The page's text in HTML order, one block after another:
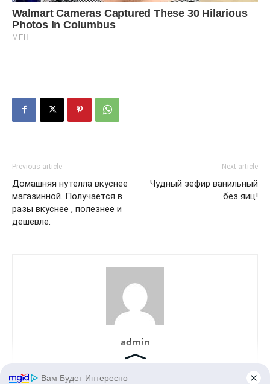
Previous article
Домашняя нутелла вкуснее
магазинной. Получается в
разы вкуснее , полезнее и
дешевле.
Next article
Чудный зефир ванильный
без яиц!
admin